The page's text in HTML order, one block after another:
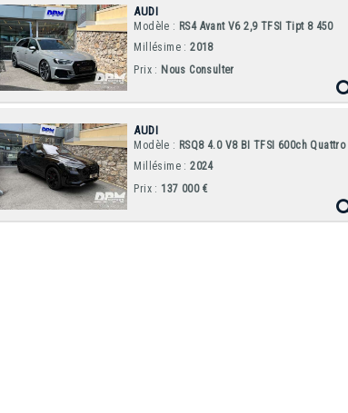
X6 M Competition
625
2022
Z8
BMW MOTO
R nine T
CHEVROLET
Corvette C1 1961
Stratos HF Stradale 1974
AUDI
Modèle : RS4 Avant V6 2,9 TFSI Tipt 8 450
Millésime :2018
Prix : Nous Consulter
AUDI
Modèle : RSQ8 4.0 V8 BI TFSI 600ch Quattro
Millésime :2024
Prix : 137 000 €